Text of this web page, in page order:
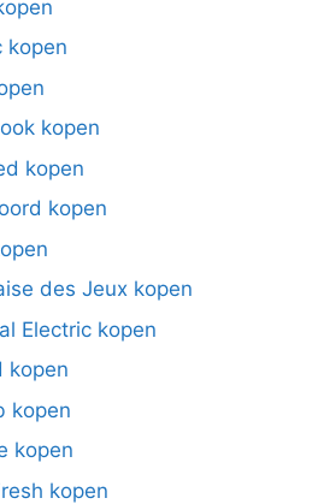
kopen
kopen
kopen
kopen
des Jeux kopen
Electric kopen
kopen
kopen
kopen
kopen